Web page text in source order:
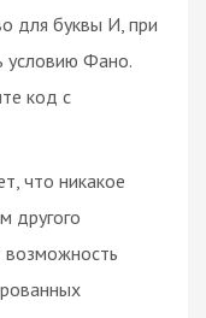
для буквы И, при
условию Фано.
код с
что никакое
другого
возможность